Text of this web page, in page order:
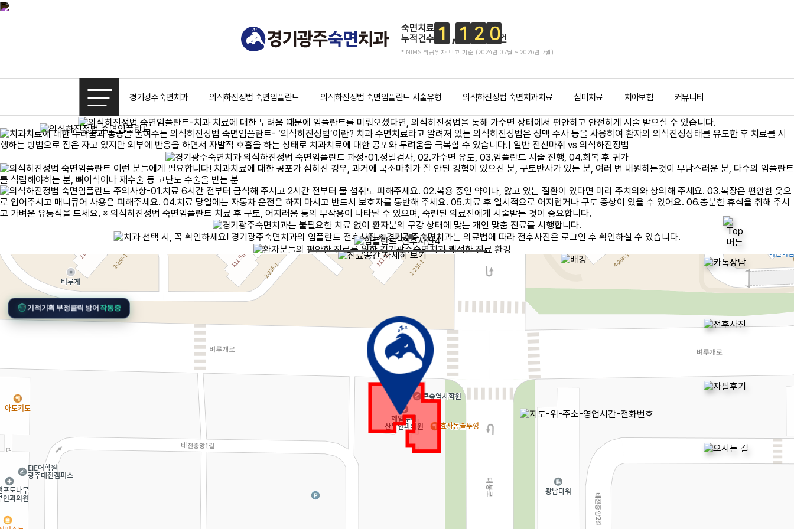
숙면치료
누적건수 1 1 2 0건
* NIMS 취급일자 보고 기준 (2024년 07월 ~ 2026년 7월)
경기광주숙면치과 의식하진정법 숙면임플란트 의식하진정법 숙면임플란트 시술유형 의식하진정법 숙면치과치료 심미치료 치아보험 커뮤니티
기적기획 부정클릭 방어 작동중